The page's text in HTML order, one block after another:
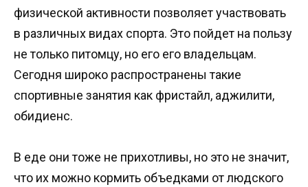
физической активности позволяет участвовать
в различных видах спорта. Это пойдет на пользу
не только питомцу, но его его владельцам.
Сегодня широко распространены такие
спортивные занятия как фристайл, аджилити,
обидиенс.
В еде они тоже не прихотливы, но это не значит,
что их можно кормить объедками от людского